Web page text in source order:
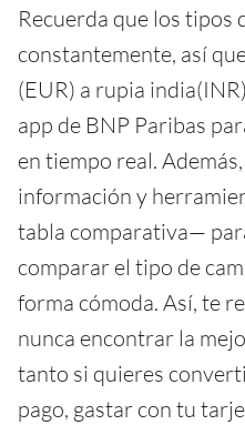
Recuerda que los tipos
constantemente, así
(EUR) a rupia
app de BNP Paribas
en tiempo real.
información y
tabla comparativa—
comparar el tipo de
forma cómoda. Así, te
nunca encontrar la
tanto si quieres
pago, gastar con tu